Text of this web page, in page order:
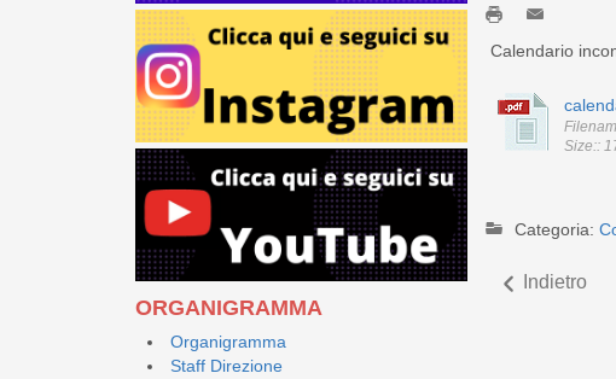
ORGANIGRAMMA
Organigramma
Staff Direzione
Calendario
Size::
Categoria:
Indietro